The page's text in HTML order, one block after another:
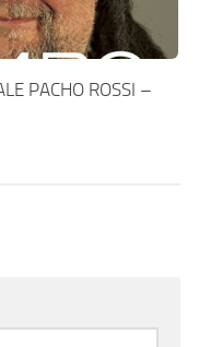
PACHO ROSSI –